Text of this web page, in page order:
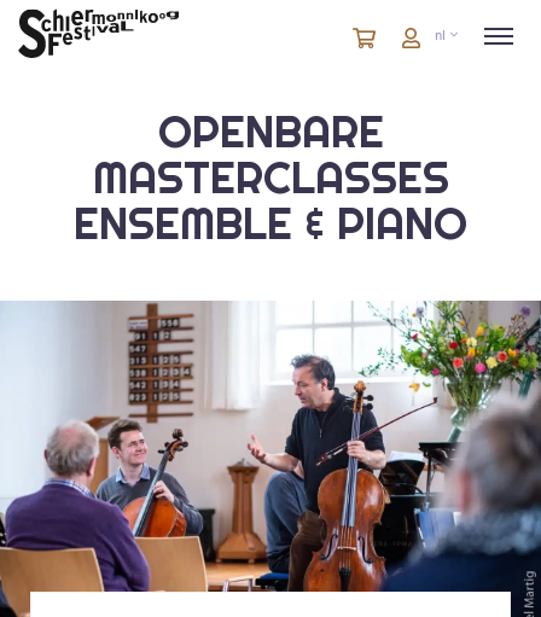
Winkelmandje
artikelen
Account
nl
OPENBARE
MASTERCLASSES
ENSEMBLE & PIANO